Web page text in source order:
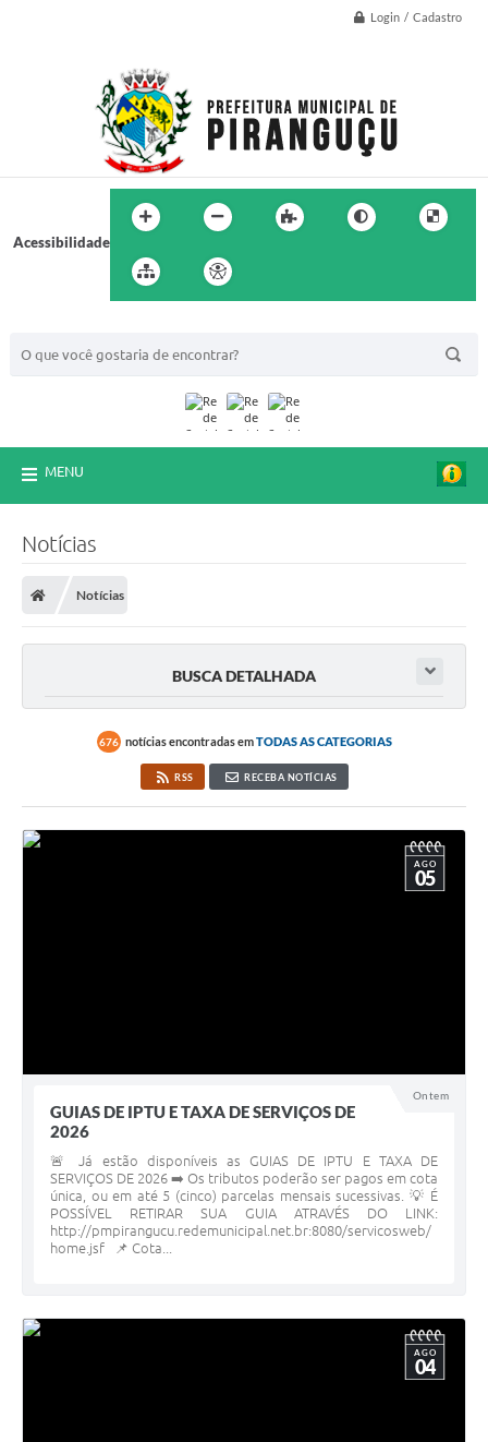
Login / Cadastro
Acessibilidade
MENU
Notícias
Notícias
BUSCA DETALHADA
676 notícias encontradas emTODAS AS CATEGORIAS
RSS RECEBA NOTÍCIAS
Ontem
AGO
05
GUIAS DE IPTU E TAXA DE SERVIÇOS DE
2026
🚨 Já estão disponíveis as GUIAS DE IPTU E TAXA DE
SERVIÇOS DE 2026 ➡️ Os tributos poderão ser pagos em cota
única, ou em até 5 (cinco) parcelas mensais sucessivas. 💡 É
POSSÍVEL RETIRAR SUA GUIA ATRAVÉS DO LINK:
http://pmpirangucu.redemunicipal.net.br:8080/servicosweb/
home.jsf 📌 Cota...
AGO
04